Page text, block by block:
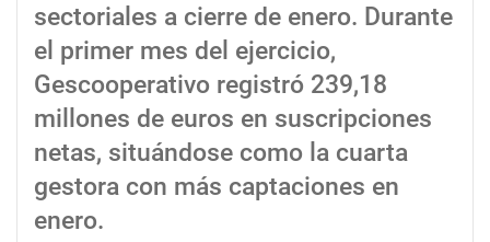
sectoriales a cierre de enero. Durante
el primer mes del ejercicio,
Gescooperativo registró 239,18
millones de euros en suscripciones
netas, situándose como la cuarta
gestora con más captaciones en
enero.